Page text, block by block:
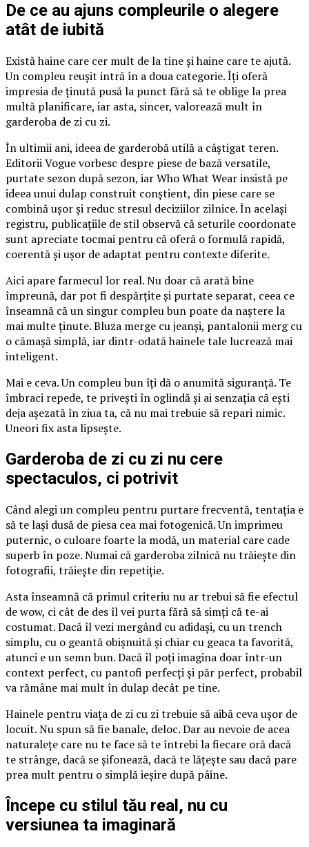
De ce au ajuns compleurile o alegere
atât de iubită
Există haine care cer mult de la tine și haine care te ajută.
Un compleu reușit intră în a doua categorie. Îți oferă
impresia de ținută pusă la punct fără să te oblige la prea
multă planificare, iar asta, sincer, valorează mult în
garderoba de zi cu zi.
În ultimii ani, ideea de garderobă utilă a câștigat teren.
Editorii Vogue vorbesc despre piese de bază versatile,
purtate sezon după sezon, iar Who What Wear insistă pe
ideea unui dulap construit conștient, din piese care se
combină ușor și reduc stresul deciziilor zilnice. În același
registru, publicațiile de stil observă că seturile coordonate
sunt apreciate tocmai pentru că oferă o formulă rapidă,
coerentă și ușor de adaptat pentru contexte diferite.
Aici apare farmecul lor real. Nu doar că arată bine
împreună, dar pot fi despărțite și purtate separat, ceea ce
înseamnă că un singur compleu bun poate da naștere la
mai multe ținute. Bluza merge cu jeanși, pantalonii merg cu
o cămașă simplă, iar dintr-odată hainele tale lucrează mai
inteligent.
Mai e ceva. Un compleu bun îți dă o anumită siguranță. Te
îmbraci repede, te privești în oglindă și ai senzația că ești
deja așezată în ziua ta, că nu mai trebuie să repari nimic.
Uneori fix asta lipsește.
Garderoba de zi cu zi nu cere
spectaculos, ci potrivit
Când alegi un compleu pentru purtare frecventă, tentația e
să te lași dusă de piesa cea mai fotogenică. Un imprimeu
puternic, o culoare foarte la modă, un material care cade
superb în poze. Numai că garderoba zilnică nu trăiește din
fotografii, trăiește din repetiție.
Asta înseamnă că primul criteriu nu ar trebui să fie efectul
de wow, ci cât de des îl vei purta fără să simți că te-ai
costumat. Dacă îl vezi mergând cu adidași, cu un trench
simplu, cu o geantă obișnuită și chiar cu geaca ta favorită,
atunci e un semn bun. Dacă îl poți imagina doar într-un
context perfect, cu pantofi perfecți și păr perfect, probabil
va rămâne mai mult în dulap decât pe tine.
Hainele pentru viața de zi cu zi trebuie să aibă ceva ușor de
locuit. Nu spun să fie banale, deloc. Dar au nevoie de acea
naturalețe care nu te face să te întrebi la fiecare oră dacă
te strânge, dacă se șifonează, dacă te lățește sau dacă pare
prea mult pentru o simplă ieșire după pâine.
Începe cu stilul tău real, nu cu
versiunea ta imaginară